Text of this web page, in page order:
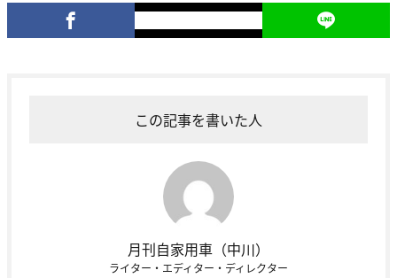
この記事を書いた人
月刊自家用車（中川）
ライター・エディター・ディレクター